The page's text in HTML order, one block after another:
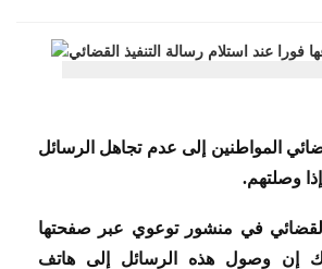
المواطنين إلى عدم تجاهل الرسائل
إذا وصلتهم.
القضائي في منشور توعوي عبر صفحتها
إن وصول هذه الرسائل إلى هاتف